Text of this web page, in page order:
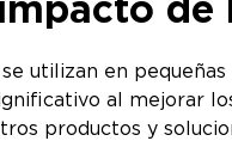
utilizan en
al mejorar
productos y